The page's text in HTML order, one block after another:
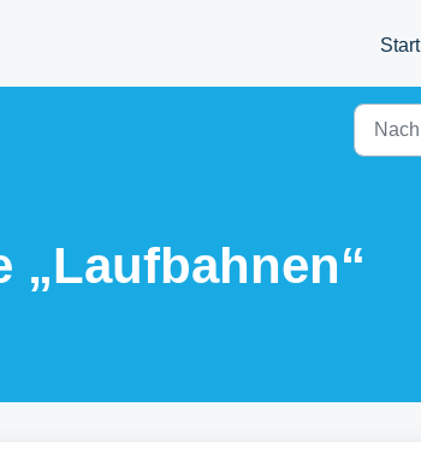
Start
„Laufbahnen“